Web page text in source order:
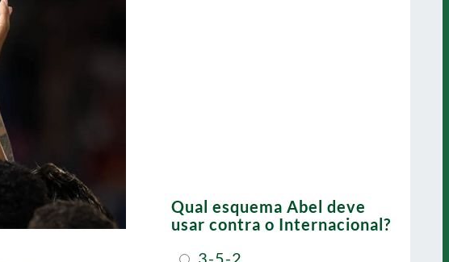
Qual esquema Abel deve
usar contra o Internacional?
3-5-2